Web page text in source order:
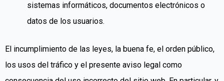
sistemas informáticos, documentos electrónicos o
datos de los usuarios.
El incumplimiento de las leyes, la buena fe, el orden público,
los usos del tráfico y el presente aviso legal como